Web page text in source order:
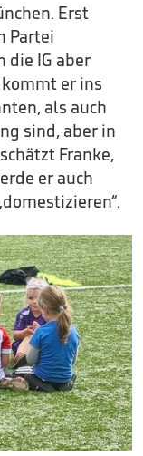
Erst
Partei
die IG aber
er ins
als auch
sind, aber in
Franke,
er auch